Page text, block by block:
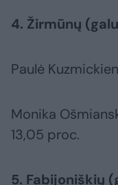
4. Žirmūnų
Paulė
Monika
13,05 proc.
5. Fabijoniškių